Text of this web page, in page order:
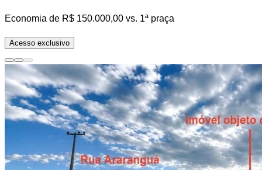
Economia de R$ 150.000,00 vs. 1ª praça
Acesso exclusivo